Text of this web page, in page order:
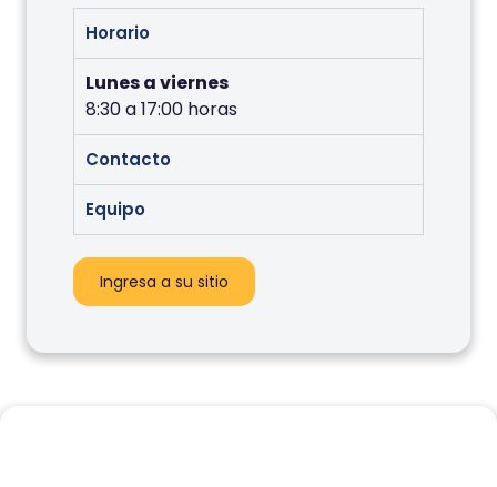
Horario
Lunes a viernes
8:30 a 17:00 horas
Contacto
Equipo
Ingresa a su sitio